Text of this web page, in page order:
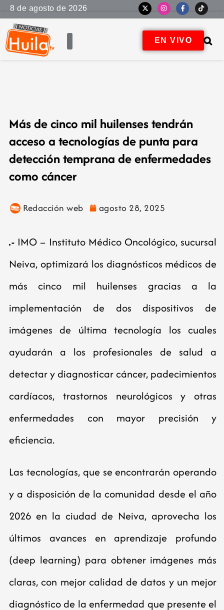
8 de agosto de 2026
EN VIVO
Más de cinco mil huilenses tendrán
acceso a tecnologías de punta para
detección temprana de enfermedades
como cáncer
Redacción web agosto 28, 2025
.- IMO – Instituto Médico Oncológico, sucursal
Neiva, optimizará los diagnósticos médicos de
más cinco mil huilenses gracias a la
implementación de dos dispositivos de
imágenes de última tecnología los cuales
ayudarán a los profesionales de salud a
detectar y diagnosticar cáncer, padecimientos
cardíacos, trastornos neurológicos y otras
enfermedades con mayor precisión y
eficiencia.
Las tecnologías, que se encontrarán operando
y a disposición de la comunidad desde el año
2026 en la ciudad de Neiva, aprovecha los
últimos avances en aprendizaje profundo
(deep learning) para obtener imágenes más
claras, con mejor calidad de datos y un mejor
diagnóstico de la enfermedad que presente el